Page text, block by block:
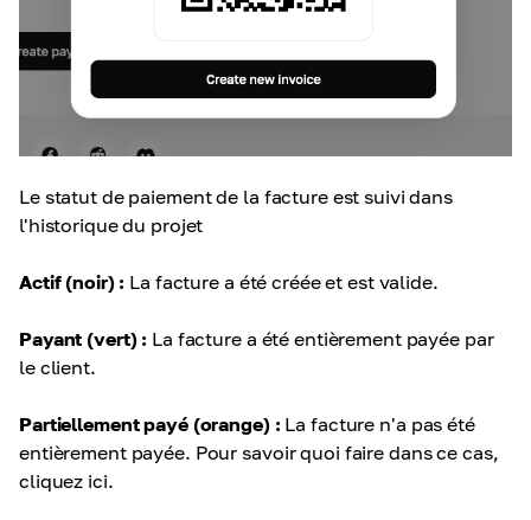
Le statut de paiement de la facture est suivi dans
l'historique du projet
Actif (noir) : La facture a été créée et est valide.
Payant (vert) : La facture a été entièrement payée par
le client.
Partiellement payé (orange) : La facture n'a pas été
entièrement payée. Pour savoir quoi faire dans ce cas,
cliquez ici.